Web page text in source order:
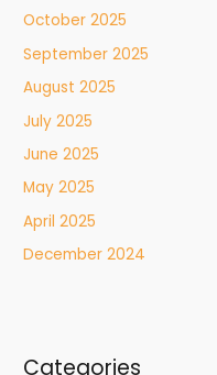
October 2025
September 2025
August 2025
July 2025
June 2025
May 2025
April 2025
December 2024
Categories